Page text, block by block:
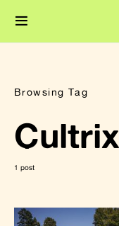
Browsing Tag
Cultrix
1 post